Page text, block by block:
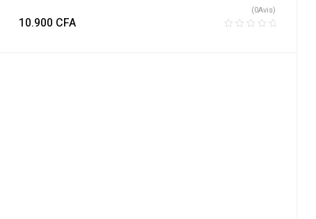
10.900 CFA
(0Avis)